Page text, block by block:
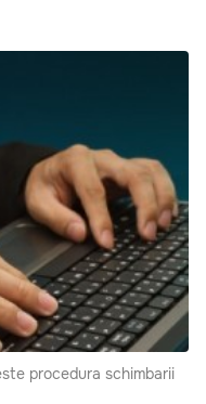
procedura schimbarii